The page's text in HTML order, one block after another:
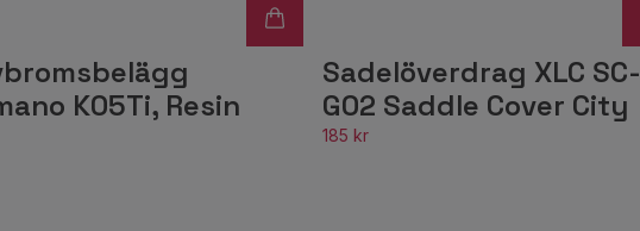
K05Ti, Resin
Sadelöverdrag XLC SC-
G02 Saddle Cover City
185 kr